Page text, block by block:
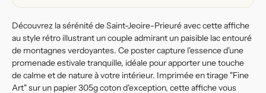
de
l&#39;eau
de
l&#39;eau
Découvrez la sérénité de Saint-Jeoire-Prieuré avec cette affiche
au style rétro illustrant un couple admirant un paisible lac entouré
de montagnes verdoyantes. Ce poster capture l'essence d'une
promenade estivale tranquille, idéale pour apporter une touche
de calme et de nature à votre intérieur. Imprimée en tirage "Fine
Art" sur un papier 305g coton d'exception, cette affiche vous